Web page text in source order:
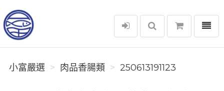
小富嚴選
選單
小富嚴選 肉品香腸類 250613191123